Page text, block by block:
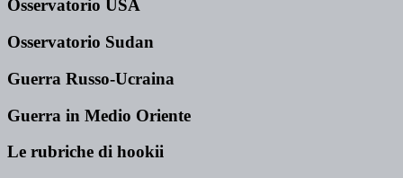
Osservatorio USA
Osservatorio Sudan
Guerra Russo-Ucraina
Guerra in Medio Oriente
Le rubriche di hookii